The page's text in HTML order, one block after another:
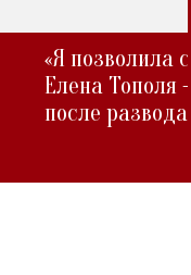
«Я позволила
Елена Тополя
после развода